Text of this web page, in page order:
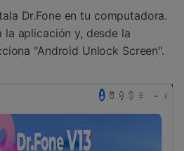
Dr.Fone en tu computadora.
la aplicación y, desde la
"Android Unlock Screen".